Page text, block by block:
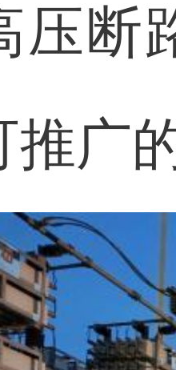
压断
广